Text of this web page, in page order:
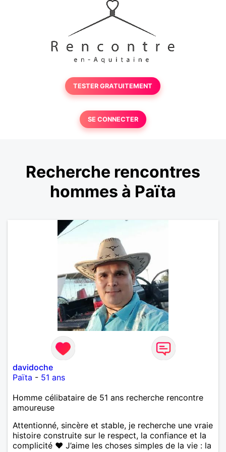
TESTER GRATUITEMENT
SE CONNECTER
Recherche rencontres
hommes à Païta
davidoche
Païta - 51 ans
Homme célibataire de 51 ans recherche rencontre
amoureuse
Attentionné, sincère et stable, je recherche une vraie
histoire construite sur le respect, la confiance et la
complicité ❤️ J’aime les choses simples de la vie : la